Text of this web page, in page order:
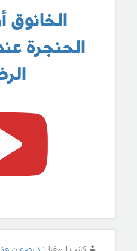
الخانوق
الحنجرة
كاتب المقال: د.رضوان